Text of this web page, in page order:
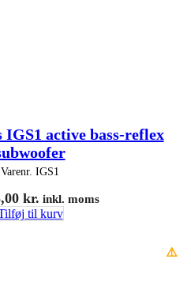
IGS1 active bass-reflex
Varenr. IGS1
kr. inkl. moms
til kurv
⚠️